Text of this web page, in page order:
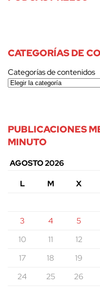
CATEGORÍAS DE
Categorías de contenidos
PUBLICACIONES
MINUTO
AGOSTO 2026
L
M X
3
4 5
10
11 12
17
18 19
24
25 26